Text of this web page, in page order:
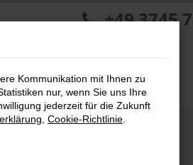
+49 3745
Kommunikation mit Ihnen zu
nur, wenn Sie uns Ihre
jederzeit für die Zukunft
Cookie-Richtlinie